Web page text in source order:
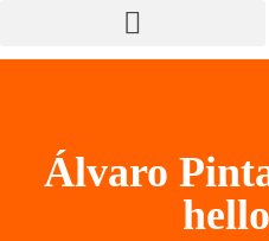
Álvaro